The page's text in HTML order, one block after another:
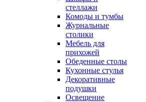
стеллажи
Комоды и тумбы
Журнальные
столики
Мебель для
прихожей
Обеденные столы
Кухонные стулья
Декоративные
подушки
Освещение